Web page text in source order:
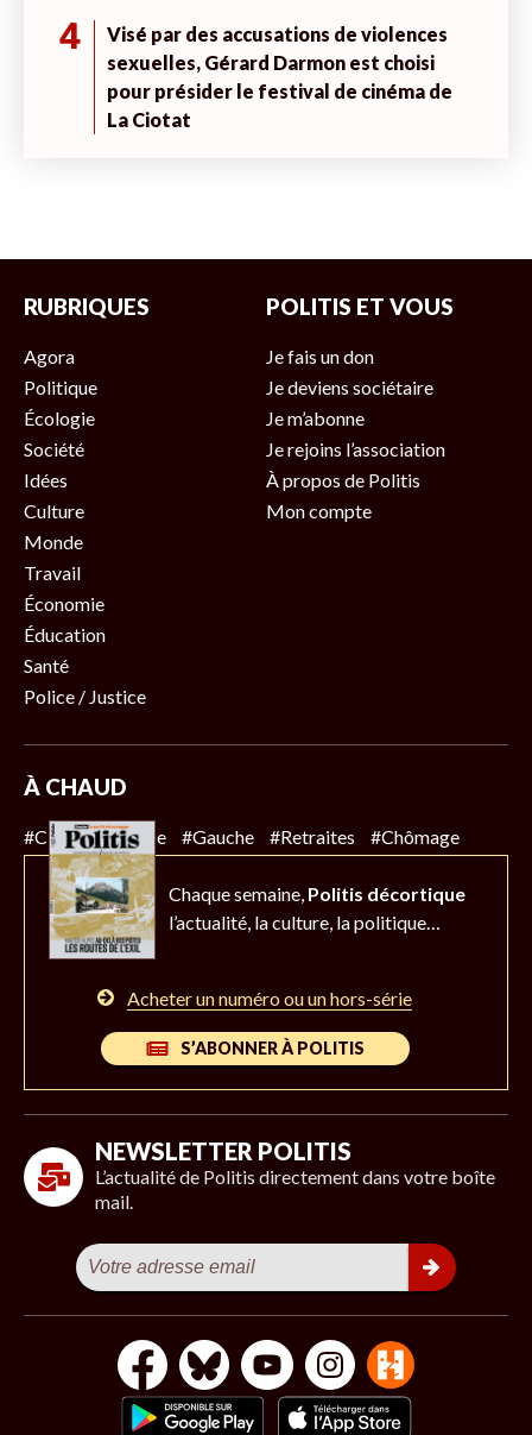
4
Visé par des accusations de violences
sexuelles, Gérard Darmon est choisi
pour présider le festival de cinéma de
La Ciotat
RUBRIQUES
Agora
Politique
Écologie
Société
Idées
Culture
Monde
Travail
Économie
Éducation
Santé
Police / Justice
POLITIS ET VOUS
Je fais un don
Je deviens sociétaire
Je m’abonne
Je rejoins l’association
À propos de Politis
Mon compte
À CHAUD
#Climat #Police #Gauche #Retraites #Chômage
Chaque semaine, Politis décortique
l’actualité, la culture, la politique…
Acheter un numéro ou un hors-série
S’ABONNER À POLITIS
NEWSLETTER POLITIS
L’actualité de Politis directement dans votre boîte
mail.